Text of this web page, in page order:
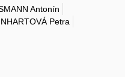
Antonín
Petra